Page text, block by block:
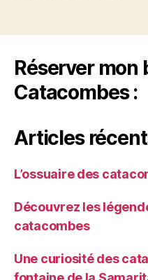
Réserver mon
Catacombes :
Articles
L’ossuaire des
Découvrez les
catacombes
Une curiosité des